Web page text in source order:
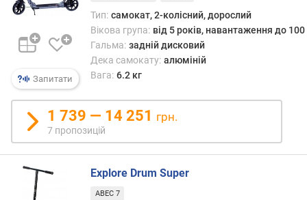
о
о
л
с
а
с
д
і
Запитати
Тип: самокат, 2-колісний, дорослий
Вікова група: від 5 років, навантаження до 100
Гальма: задній дисковий
Дека самокату: алюміній
Вага: 6.2 кг
1 739 — 14 251 грн.
7 пропозицій
Explore Drum Super
ABEC 7